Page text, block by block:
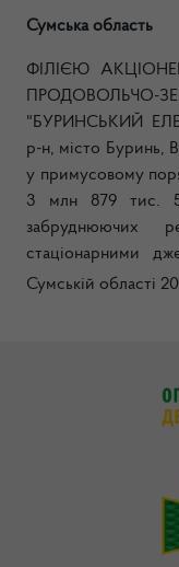
Сумська область
ФІЛІЄЮ
ПРОДОВОЛЬЧО-
"БУРИНСЬКИЙ
р-н, місто
у примусовому
3 млн 879 тис.
забруднюючих
стаціонарними
Сумській області